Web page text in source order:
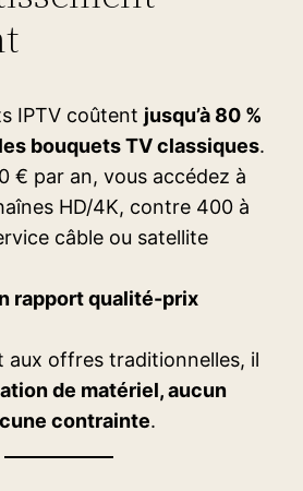
IPTV coûtent jusqu’à 80 %
bouquets TV classiques.
€ par an, vous accédez à
HD/4K, contre 400 à
câble ou satellite
rapport qualité-prix
aux offres traditionnelles, il
de matériel, aucun
contrainte.